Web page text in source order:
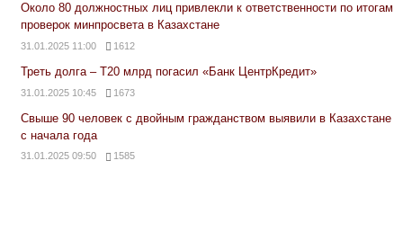
Около 80 должностных лиц привлекли к ответственности по итогам
проверок минпросвета в Казахстане
31.01.2025 11:00 1612
Треть долга – Т20 млрд погасил «Банк ЦентрКредит»
31.01.2025 10:45 1673
Свыше 90 человек с двойным гражданством выявили в Казахстане
с начала года
31.01.2025 09:50 1585